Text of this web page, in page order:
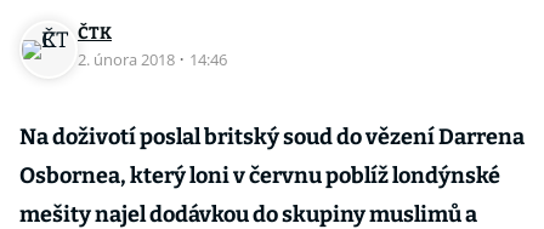
ČTK
2. února 2018 · 14:46
Na doživotí poslal britský soud do vězení Darrena
Osbornea, který loni v červnu poblíž londýnské
mešity najel dodávkou do skupiny muslimů a